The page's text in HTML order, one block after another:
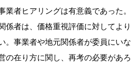
業者ヒアリングは有意義であった。
係者は、価格重視評価に対してより
。事業者や地元関係者が委員にいな
の在り方に関し、再考の必要があろ